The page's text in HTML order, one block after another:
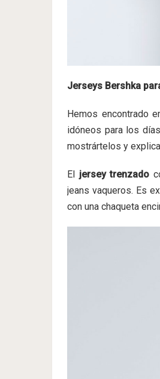
Jerseys Bershka
Hemos encontrado
idóneos para los
mostrártelos y
El jersey trenzado
jeans vaqueros. Es
con una chaqueta